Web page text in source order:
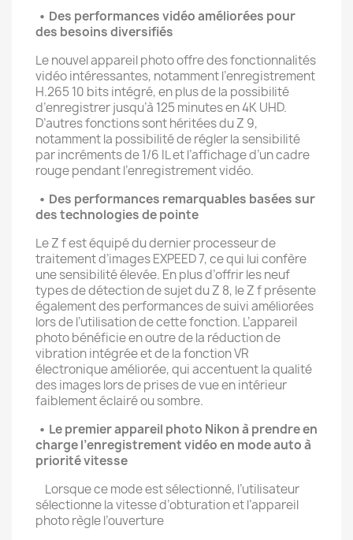
• Des performances vidéo améliorées pour
des besoins diversifiés
Le nouvel appareil photo offre des fonctionnalités
vidéo intéressantes, notamment l’enregistrement
H.265 10 bits intégré, en plus de la possibilité
d’enregistrer jusqu’à 125 minutes en 4K UHD.
D’autres fonctions sont héritées du Z 9,
notamment la possibilité de régler la sensibilité
par incréments de 1/6 IL et l’affichage d’un cadre
rouge pendant l’enregistrement vidéo.
• Des performances remarquables basées sur
des technologies de pointe
Le Z f est équipé du dernier processeur de
traitement d’images EXPEED 7, ce qui lui confère
une sensibilité élevée. En plus d’offrir les neuf
types de détection de sujet du Z 8, le Z f présente
également des performances de suivi améliorées
lors de l’utilisation de cette fonction. L’appareil
photo bénéficie en outre de la réduction de
vibration intégrée et de la fonction VR
électronique améliorée, qui accentuent la qualité
des images lors de prises de vue en intérieur
faiblement éclairé ou sombre.
• Le premier appareil photo Nikon à prendre en
charge l’enregistrement vidéo en mode auto à
priorité vitesse
Lorsque ce mode est sélectionné, l’utilisateur
sélectionne la vitesse d’obturation et l’appareil
photo règle l’ouverture